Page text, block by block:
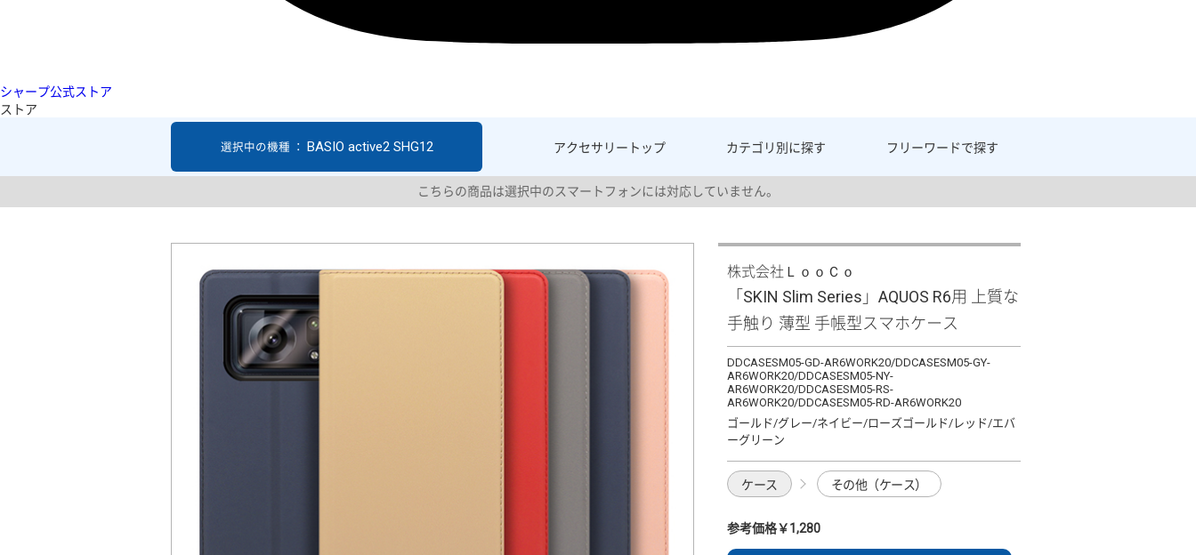
シャープ公式ストア
ストア
アクセサリー トップ カテゴリ別に探す フリーワードで探す
選択中の機種 ： BASIO active2 SHG12
こちらの商品は選択中のスマートフォンには対応していません。
株式会社ＬｏｏＣｏ
「SKIN Slim Series」AQUOS R6用 上質な
手触り 薄型 手帳型スマホケース
DDCASESM05-GD-AR6WORK20/DDCASESM05-GY-
AR6WORK20/DDCASESM05-NY-
AR6WORK20/DDCASESM05-RS-
AR6WORK20/DDCASESM05-RD-AR6WORK20
ゴールド/グレー/ネイビー/ローズゴールド/レッド/エバ
ーグリーン
ケース その他（ケース）
参考価格￥1,280